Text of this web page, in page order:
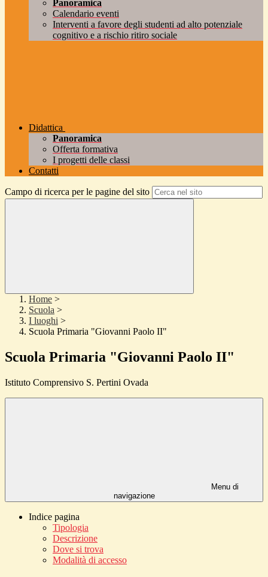
Panoramica
Calendario eventi
Interventi a favore degli studenti ad alto potenziale
cognitivo e a rischio ritiro sociale
Didattica
Panoramica
Offerta formativa
I progetti delle classi
Contatti
Campo di ricerca per le pagine del sito
Home >
Scuola >
I luoghi >
Scuola Primaria "Giovanni Paolo II"
Scuola Primaria "Giovanni Paolo II"
Istituto Comprensivo S. Pertini Ovada
Menu di
navigazione
Indice pagina
Tipologia
Descrizione
Dove si trova
Modalità di accesso